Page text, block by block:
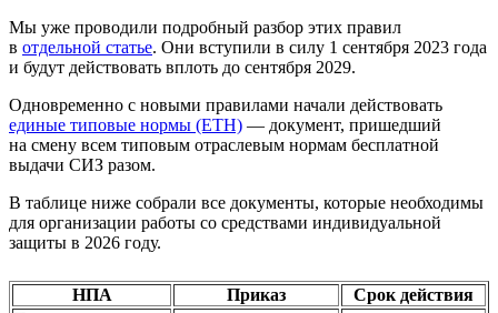
Мы уже проводили подробный разбор этих правил
в отдельной статье. Они вступили в силу 1 сентября 2023 года
и будут действовать вплоть до сентября 2029.
Одновременно с новыми правилами начали действовать
единые типовые нормы (ЕТН) — документ, пришедший
на смену всем типовым отраслевым нормам бесплатной
выдачи СИЗ разом.
В таблице ниже собрали все документы, которые необходимы
для организации работы со средствами индивидуальной
защиты в 2026 году.
НПА Приказ
Срок действия